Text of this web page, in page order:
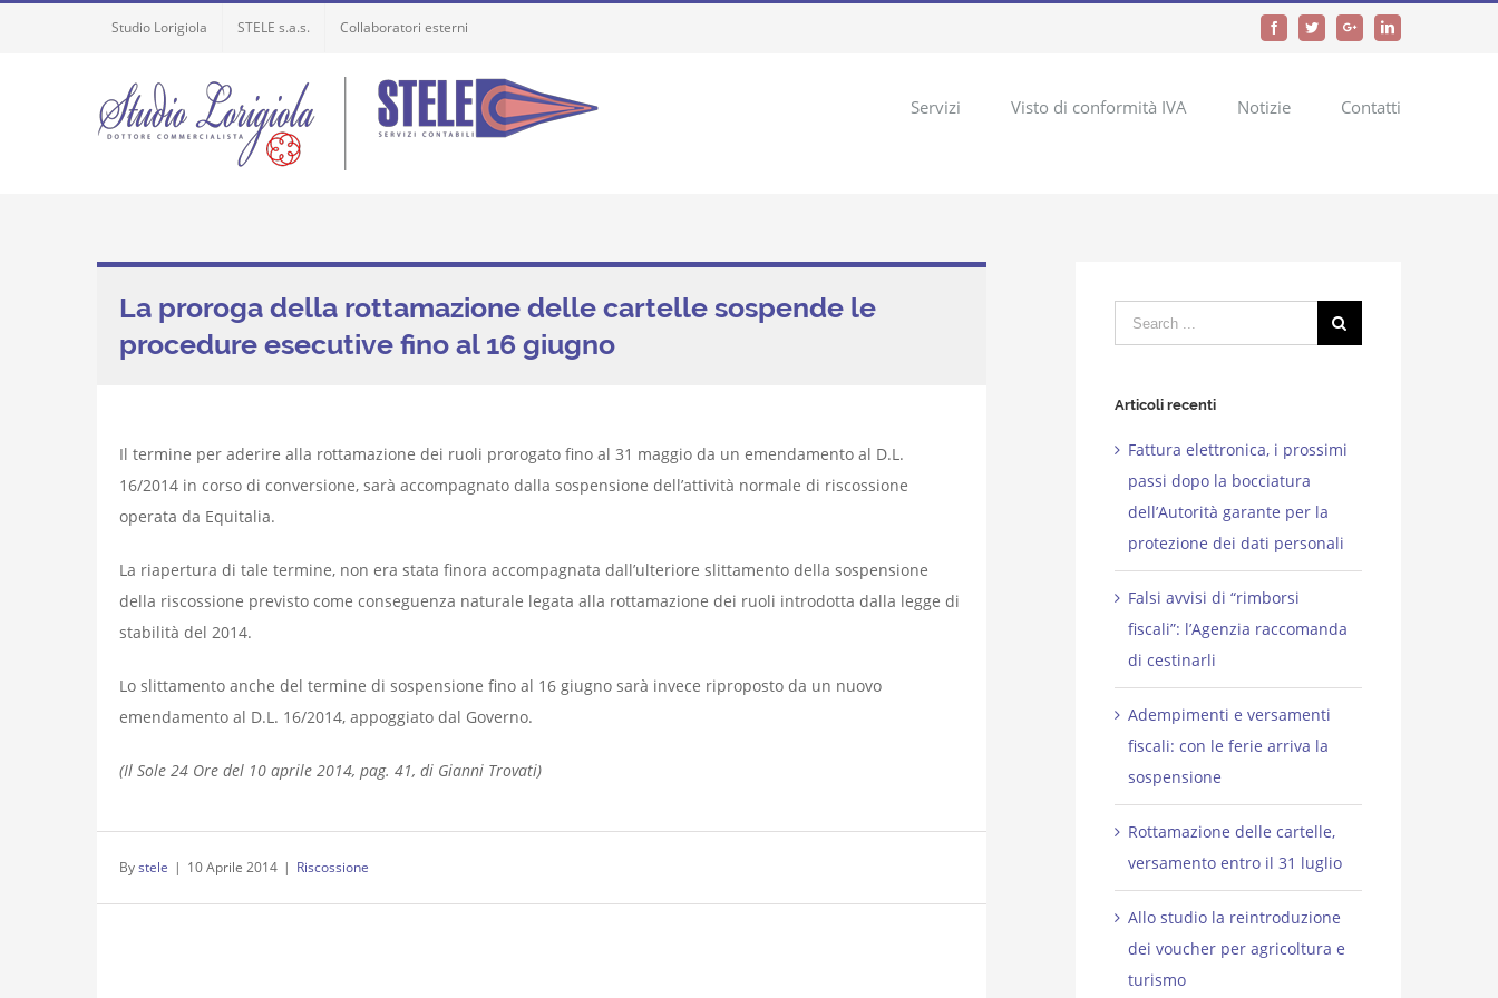
Studio Lorigiola STELE s.a.s. Collaboratori esterni FacebookTwitterGoogle+LinkedIn
Servizi Visto di conformità IVA Notizie Contatti
La proroga della rottamazione delle cartelle sospende le
procedure esecutive fino al 16 giugno
Il termine per aderire alla rottamazione dei ruoli prorogato fino al 31 maggio da un emendamento al D.L.
16/2014 in corso di conversione, sarà accompagnato dalla sospensione dell’attività normale di riscossione
operata da Equitalia.
La riapertura di tale termine, non era stata finora accompagnata dall’ulteriore slittamento della sospensione
della riscossione previsto come conseguenza naturale legata alla rottamazione dei ruoli introdotta dalla legge di
stabilità del 2014.
Lo slittamento anche del termine di sospensione fino al 16 giugno sarà invece riproposto da un nuovo
emendamento al D.L. 16/2014, appoggiato dal Governo.
(Il Sole 24 Ore del 10 aprile 2014, pag. 41, di Gianni Trovati)
Bystele | 10 Aprile 2014 | Riscossione
Search
for:
Articoli recenti
Fattura elettronica, i prossimi
passi dopo la bocciatura
dell’Autorità garante per la
protezione dei dati personali
Falsi avvisi di “rimborsi
fiscali”: l’Agenzia raccomanda
di cestinarli
Adempimenti e versamenti
fiscali: con le ferie arriva la
sospensione
Rottamazione delle cartelle,
versamento entro il 31 luglio
Allo studio la reintroduzione
dei voucher per agricoltura e
turismo